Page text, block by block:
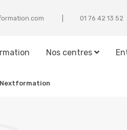
Nos centres
25 31 24 67 10